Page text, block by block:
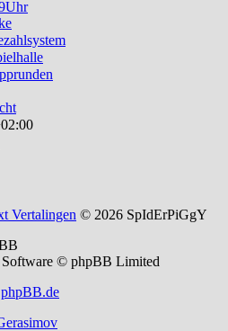
Vertalingen © 2026 SpIdErPiGgY
© phpBB Limited
phpBB.de